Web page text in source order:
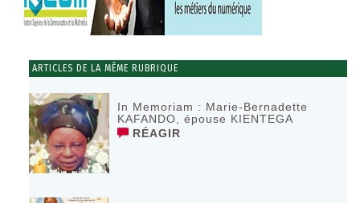
ARTICLES DE LA MÊME RUBRIQUE
In Memoriam : Marie-Bernadette
KAFANDO, épouse KIENTEGA
RÉAGIR